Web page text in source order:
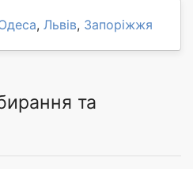
, Львів, Запоріжжя
та